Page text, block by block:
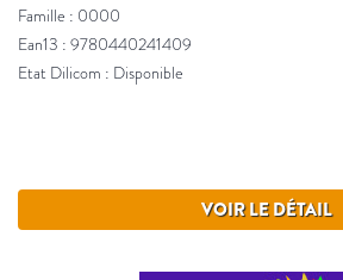
Famille : 0000
Ean13 : 9780440241409
Etat Dilicom : Disponible
VOIR LE DÉTAIL